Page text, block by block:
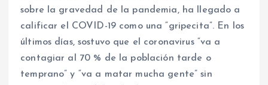
sobre la gravedad de la pandemia, ha llegado a
calificar el COVID-19 como una “gripecita”. En los
últimos días, sostuvo que el coronavirus “va a
contagiar al 70 % de la población tarde o
temprano” y “va a matar mucha gente” sin